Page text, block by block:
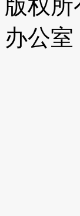
版权
办公室